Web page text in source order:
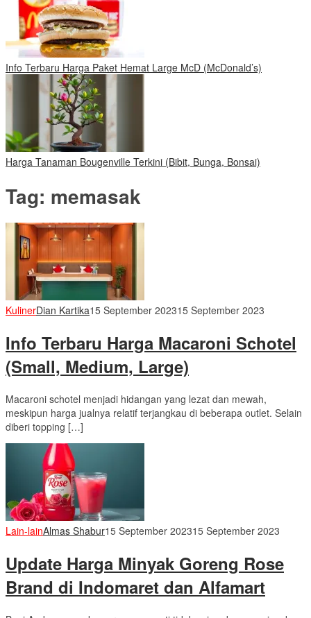
Info Terbaru Harga Paket Hemat Large McD (McDonald’s)
Harga Tanaman Bougenville Terkini (Bibit, Bunga, Bonsai)
Tag: memasak
KulinerDian Kartika15 September 202315 September 2023
Info Terbaru Harga Macaroni Schotel
(Small, Medium, Large)
Macaroni schotel menjadi hidangan yang lezat dan mewah,
meskipun harga jualnya relatif terjangkau di beberapa outlet. Selain
diberi topping […]
Lain-lainAlmas Shabur15 September 202315 September 2023
Update Harga Minyak Goreng Rose
Brand di Indomaret dan Alfamart